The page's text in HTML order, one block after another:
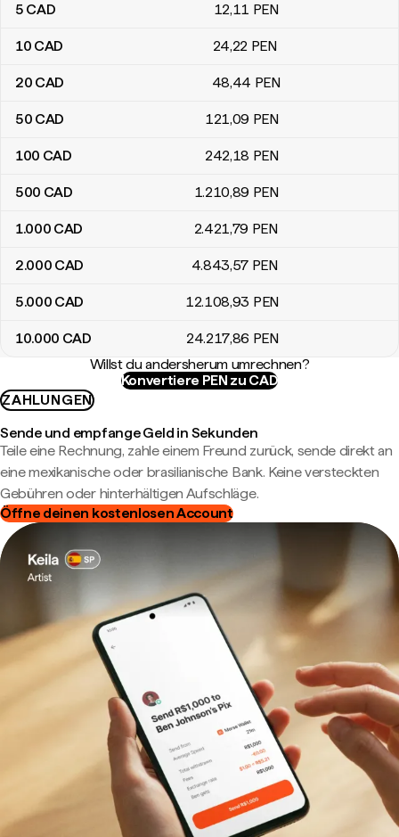
5 CAD 12,11 PEN
10 CAD 24,22 PEN
20 CAD 48,44 PEN
50 CAD 121,09 PEN
100 CAD 242,18 PEN
500 CAD 1.210,89 PEN
1.000 CAD 2.421,79 PEN
2.000 CAD 4.843,57 PEN
5.000 CAD 12.108,93 PEN
10.000 CAD 24.217,86 PEN
Willst du andersherum umrechnen?
Konvertiere PEN zu CAD
ZAHLUNGEN
Sende und empfange Geld in Sekunden
Teile eine Rechnung, zahle einem Freund zurück, sende direkt an
eine mexikanische oder brasilianische Bank. Keine versteckten
Gebühren oder hinterhältigen Aufschläge.
Öffne deinen kostenlosen Account